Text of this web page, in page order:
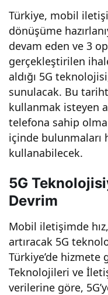
Türkiye, mobil
dönüşüme
devam eden ve 3
gerçekleştirilen
aldığı 5G
sunulacak. Bu
kullanmak isteyen
telefona sahip
içinde
kullanabilecek.
5G
Devrim
Mobil iletişimde
artıracak 5G
Türkiye’de
Teknolojileri ve
verilerine göre,